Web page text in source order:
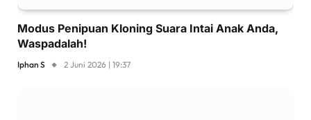
Modus Penipuan Kloning Suara Intai Anak Anda,
Waspadalah!
Iphan S 2 Juni 2026 | 19:37